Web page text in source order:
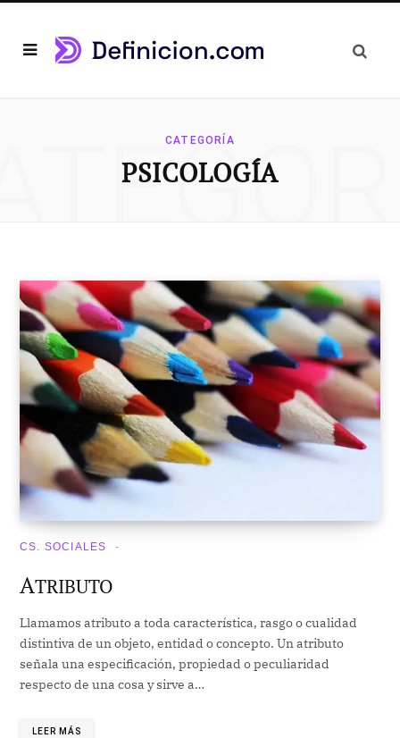
CATEGORÍA
PSICOLOGÍA
CS. SOCIALES
ATRIBUTO
Llamamos atributo a toda característica, rasgo o cualidad
distintiva de un objeto, entidad o concepto. Un atributo
señala una especificación, propiedad o peculiaridad
respecto de una cosa y sirve a…
LEER MÁS